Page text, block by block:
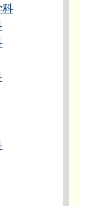
科